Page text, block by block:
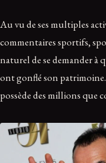
Au vu de ses multiples
commentaires sportifs,
naturel de se demander à
ont gonflé son patrimoine.
possède des millions que